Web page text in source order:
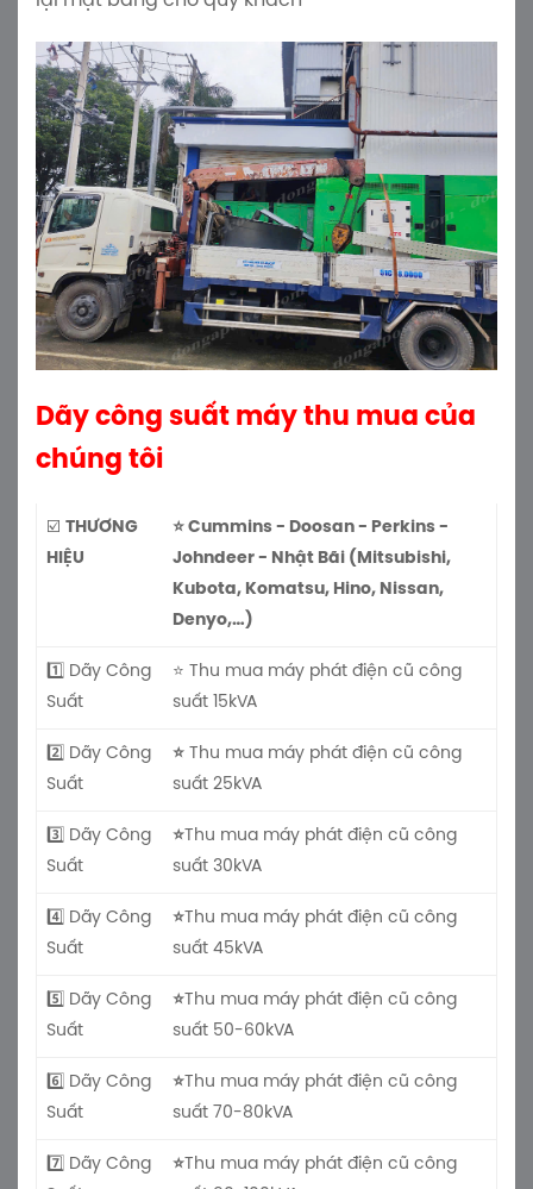
Dãy công suất máy thu mua của
chúng tôi
☑️ THƯƠNG
HIỆU
⭐ Cummins - Doosan - Perkins -
Johndeer - Nhật Bãi (Mitsubishi,
Kubota, Komatsu, Hino, Nissan,
Denyo,…)
1️⃣ Dãy Công
Suất
⭐ Thu mua máy phát điện cũ công
suất 15kVA
2️⃣ Dãy Công
Suất
⭐ Thu mua máy phát điện cũ công
suất 25kVA
3️⃣ Dãy Công
Suất
⭐ Thu mua máy phát điện cũ công
suất 30kVA
4️⃣ Dãy Công
Suất
⭐ Thu mua máy phát điện cũ công
suất 45kVA
5️⃣ Dãy Công
Suất
⭐ Thu mua máy phát điện cũ công
suất 50-60kVA
6️⃣ Dãy Công
Suất
⭐ Thu mua máy phát điện cũ công
suất 70-80kVA
7️⃣ Dãy Công
⭐ Thu mua máy phát điện cũ công